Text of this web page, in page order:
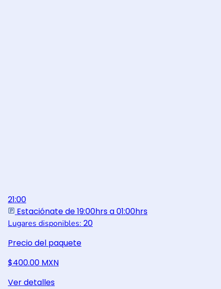
21:00
Estaciónate de 19:00hrs a 01:00hrs
Lugares disponibles: 20
Precio del paquete
$400.00 MXN
Ver detalles